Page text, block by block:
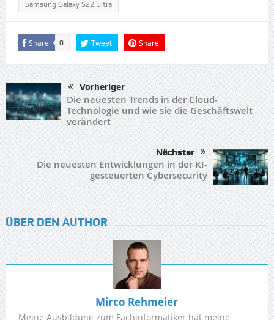
Samsung Galaxy S22 Ultra
Share 0 Tweet Share
Vorheriger
Die neuesten Trends in der Cloud-
Technologie und wie sie die Geschäftswelt
verändert
Nächster
Die neuesten Entwicklungen in der KI-
gesteuerten Cybersecurity
ÜBER DEN AUTHOR
Mirco Rehmeier
Meine Ausbildung zum Fachinformatiker hat meine